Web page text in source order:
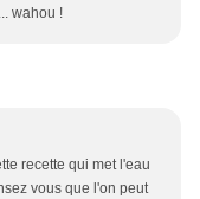
wahou !
recette qui met l'eau
vous que l'on peut